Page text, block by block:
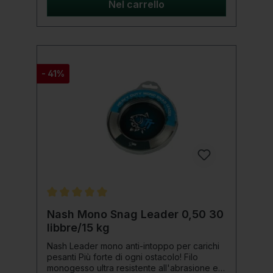
prodotto: Lunghezza: 7 metri Capacità di
Nel carrello
- 41%
Nash Mono Snag Leader 0,50 30
libbre/15 kg
Nash Leader mono anti-intoppo per carichi
pesanti Più forte di ogni ostacolo! Filo
monogesso ultra resistente all'abrasione e a